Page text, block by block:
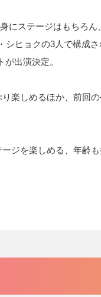
にステージはもちろん
ヒョクの3人で構成
出演決定。
楽しめるほか、前回
ジを楽しめる、年齢